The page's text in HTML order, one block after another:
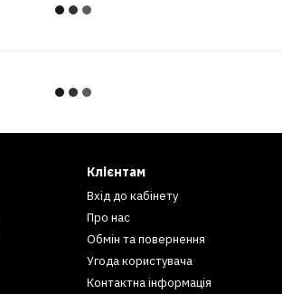
Клієнтам
Вхід до кабінету
Про нас
Обмін та повернення
Угода користувача
Контактна інформація